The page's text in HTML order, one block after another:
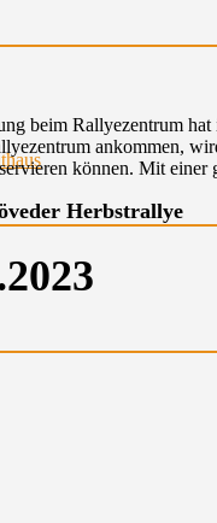
beim Rallyezentrum hat
ankommen,
können. Mit einer
Herbstrallye